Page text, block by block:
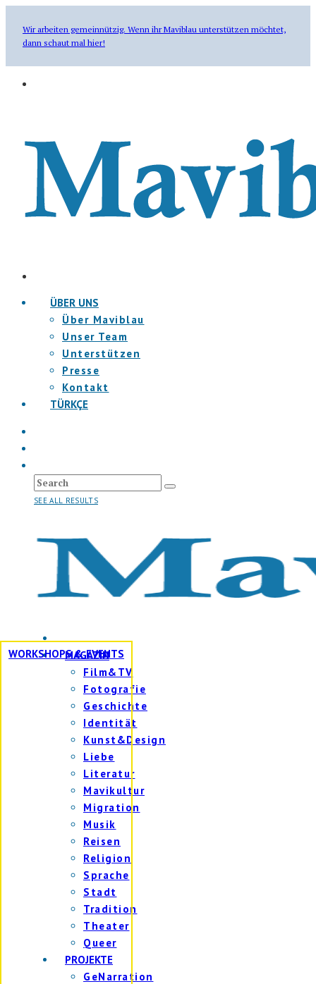
Wir arbeiten gemeinnützig. Wenn ihr Maviblau unterstützen möchtet,
dann schaut mal hier!
ÜBER UNS
Über Maviblau
Unser Team
Unterstützen
Presse
Kontakt
TÜRKÇE
SEE ALL RESULTS
WORKSHOPS & EVENTS
MAGAZIN
Film&TV
Fotografie
Geschichte
Identität
Kunst&Design
Liebe
Literatur
Mavikultur
Migration
Musik
Reisen
Religion
Sprache
Stadt
Tradition
Theater
Queer
PROJEKTE
GeNarration